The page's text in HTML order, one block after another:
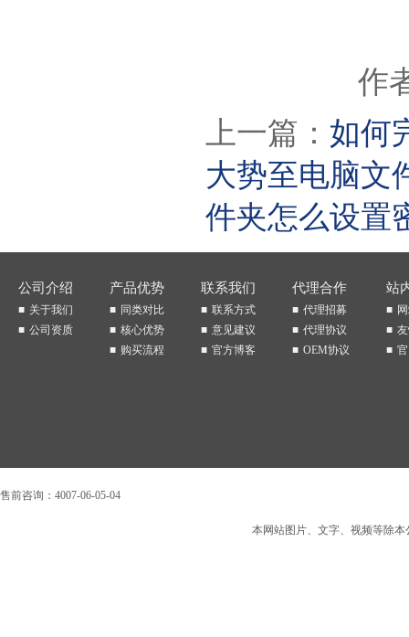
作
上一篇： 如何
大势至电脑文
件夹怎么设置
公司介绍
关于我们
公司资质
产品优势
同类对比
核心优势
购买流程
联系我们
联系方式
意见建议
官方博客
代理合作
代理招募
代理协议
OEM协议
站
售前咨询：4007-06-05-04
本网站图片、文字、视频等除